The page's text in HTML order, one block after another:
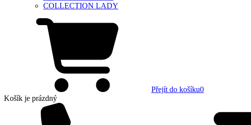
COLLECTION LADY
Přejít do košíku0
Košík je prázdný